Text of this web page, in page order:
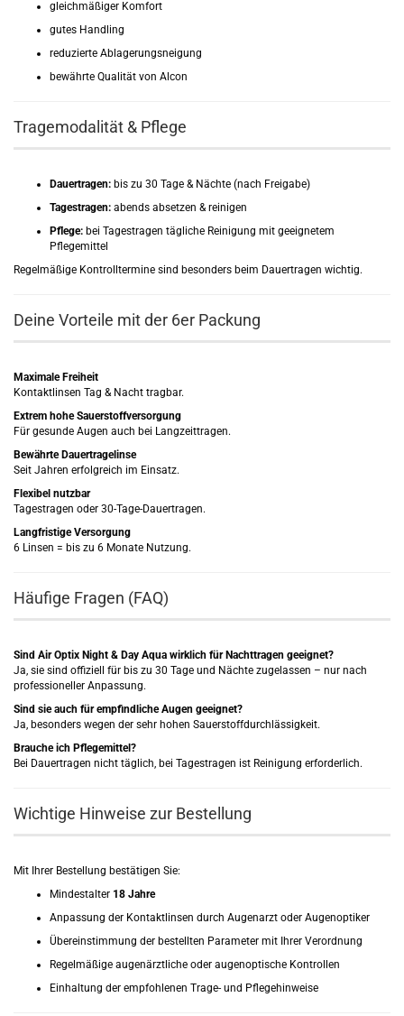
gleichmäßiger Komfort
gutes Handling
reduzierte Ablagerungsneigung
bewährte Qualität von Alcon
Tragemodalität & Pflege
Dauertragen: bis zu 30 Tage & Nächte (nach Freigabe)
Tagestragen: abends absetzen & reinigen
Pflege: bei Tagestragen tägliche Reinigung mit geeignetem
Pflegemittel
Regelmäßige Kontrolltermine sind besonders beim Dauertragen wichtig.
Deine Vorteile mit der 6er Packung
Maximale Freiheit
Kontaktlinsen Tag & Nacht tragbar.
Extrem hohe Sauerstoffversorgung
Für gesunde Augen auch bei Langzeittragen.
Bewährte Dauertragelinse
Seit Jahren erfolgreich im Einsatz.
Flexibel nutzbar
Tagestragen oder 30-Tage-Dauertragen.
Langfristige Versorgung
6 Linsen = bis zu 6 Monate Nutzung.
Häufige Fragen (FAQ)
Sind Air Optix Night & Day Aqua wirklich für Nachttragen geeignet?
Ja, sie sind offiziell für bis zu 30 Tage und Nächte zugelassen – nur nach
professioneller Anpassung.
Sind sie auch für empfindliche Augen geeignet?
Ja, besonders wegen der sehr hohen Sauerstoffdurchlässigkeit.
Brauche ich Pflegemittel?
Bei Dauertragen nicht täglich, bei Tagestragen ist Reinigung erforderlich.
Wichtige Hinweise zur Bestellung
Mit Ihrer Bestellung bestätigen Sie:
Mindestalter 18 Jahre
Anpassung der Kontaktlinsen durch Augenarzt oder Augenoptiker
Übereinstimmung der bestellten Parameter mit Ihrer Verordnung
Regelmäßige augenärztliche oder augenoptische Kontrollen
Einhaltung der empfohlenen Trage- und Pflegehinweise